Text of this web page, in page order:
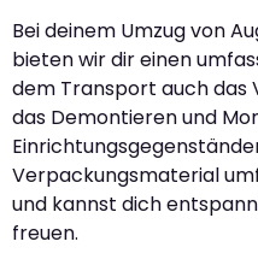
Bei deinem Umzug von
bieten wir dir einen
dem Transport auch das
das Demontieren und
Verpackungsmaterial
und kannst dich
freuen.